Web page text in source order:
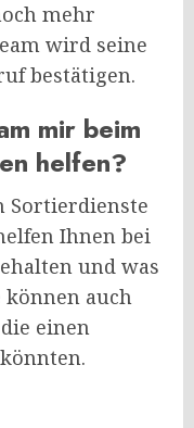
mehr
wird seine
bestätigen.
mir beim
helfen?
Sortierdienste
Ihnen bei
und was
können auch
einen